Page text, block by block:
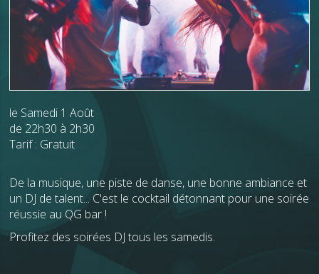
le Samedi 1 Août
de 22h30 à 2h30
Tarif : Gratuit
De la musique, une piste de danse, une bonne ambiance et
un DJ de talent... C'est le cocktail détonnant pour une soirée
réussie au QG bar !
Profitez des soirées DJ tous les samedis.